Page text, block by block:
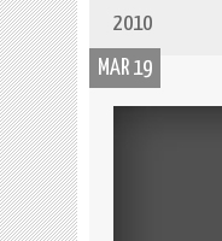
2010
MAR 19